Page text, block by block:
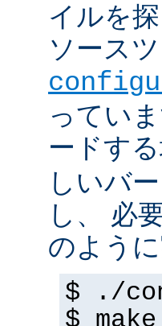
イルを
ソース
ってい
ードす
しいバ
し、 必
のように
$ ./